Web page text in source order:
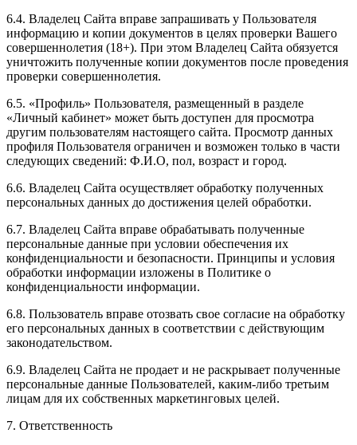
6.4. Владелец Сайта вправе запрашивать у Пользователя
информацию и копии документов в целях проверки Вашего
совершеннолетия (18+). При этом Владелец Сайта обязуется
уничтожить полученные копии документов после проведения
проверки совершеннолетия.
6.5. «Профиль» Пользователя, размещенный в разделе
«Личный кабинет» может быть доступен для просмотра
другим пользователям настоящего сайта. Просмотр данных
профиля Пользователя ограничен и возможен только в части
следующих сведений: Ф.И.О, пол, возраст и город.
6.6. Владелец Сайта осуществляет обработку полученных
персональных данных до достижения целей обработки.
6.7. Владелец Сайта вправе обрабатывать полученные
персональные данные при условии обеспечения их
конфиденциальности и безопасности. Принципы и условия
обработки информации изложены в Политике о
конфиденциальности информации.
6.8. Пользователь вправе отозвать свое согласие на обработку
его персональных данных в соответствии с действующим
законодательством.
6.9. Владелец Сайта не продает и не раскрывает полученные
персональные данные Пользователей, каким-либо третьим
лицам для их собственных маркетинговых целей.
7. Ответственность